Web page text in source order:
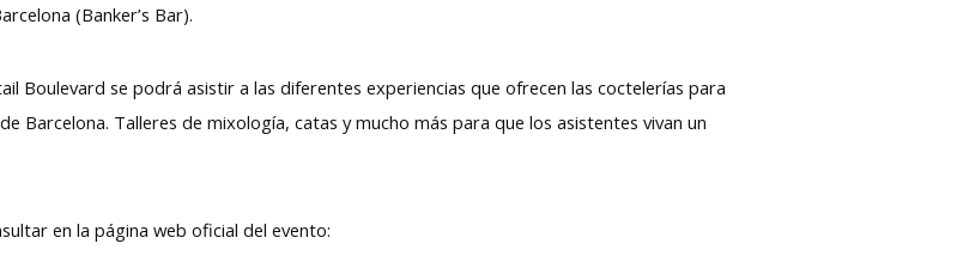
(Banker’s Bar).
Boulevard se podrá asistir a las diferentes experiencias que ofrecen las coctelerías para
Barcelona. Talleres de mixología, catas y mucho más para que los asistentes vivan un
en la página web oficial del evento: